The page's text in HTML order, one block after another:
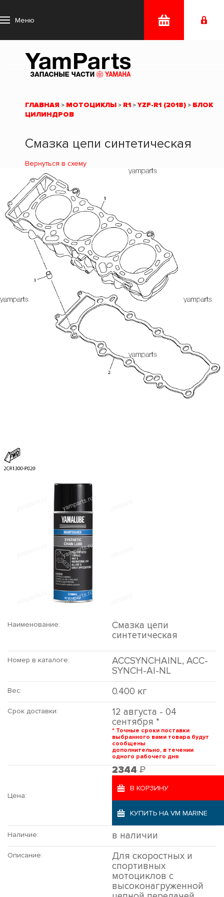
Меню
ГЛАВНАЯ > МОТОЦИКЛЫ > R1 >YZF-R1 (2018) > БЛОК
ЦИЛИНДРОВ
Смазка цепи синтетическая
Вернуться в схему
Наименование:
Смазка цепи
синтетическая
Номер в каталоге:
ACCSYNCHAINL, ACC-
SYNCH-AI-NL
Вес: 0.400 кг
Срок доставки:
12 августа - 04
сентября *
* Точные сроки поставки
выбранного вами товара будут
сообщены
дополнительно, в течении
одного рабочего дня
Цена:
2344 Р
В КОРЗИНУ
КУПИТЬ НА VM MARINE
Наличие: в наличии
Описание:
Для скоростных и
спортивных
мотоциклов с
высоконагруженной